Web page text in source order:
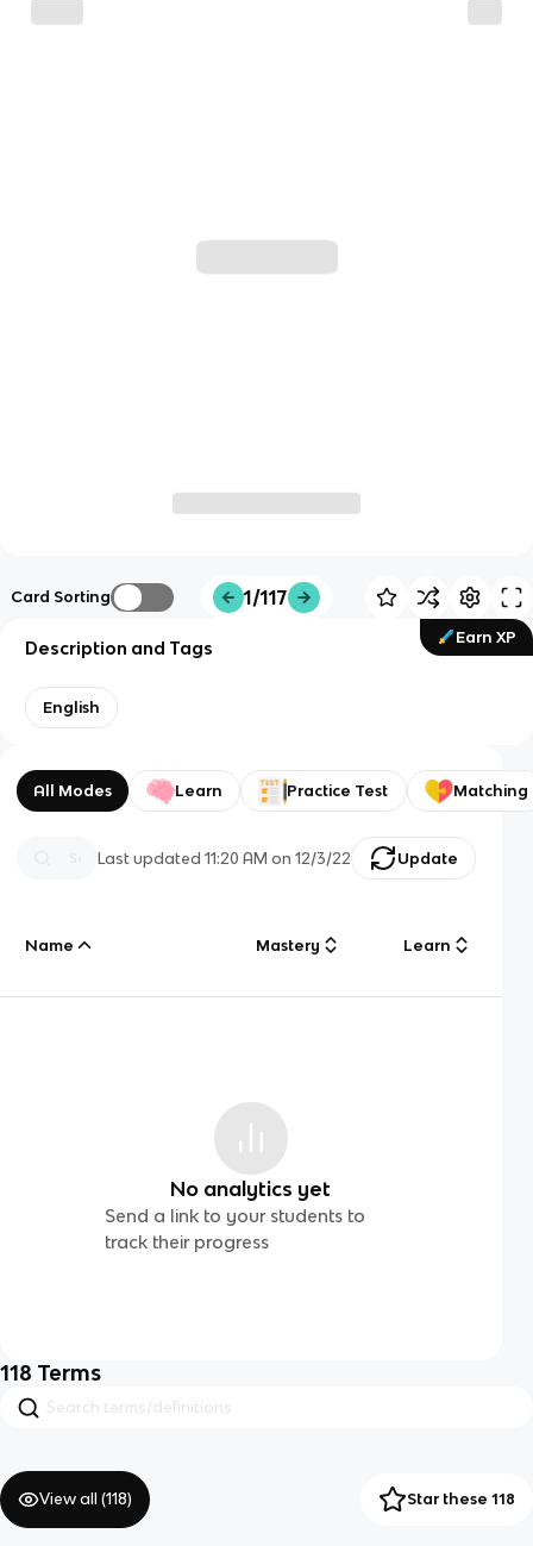
Card Sorting 1/117
Earn XP
Description and Tags
English
All Modes Learn Practice Test Matching
Last updated11:20 AM on 12/3/22 Update
Name Mastery Learn
No analytics yet
Send a link to your students to
track their progress
118 Terms
View all (118) Star these 118